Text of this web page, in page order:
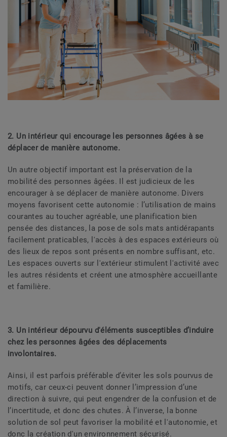
2. Un intérieur qui encourage les personnes âgées à se
déplacer de manière autonome.
Un autre objectif important est la préservation de la
mobilité des personnes âgées. Il est judicieux de les
encourager à se déplacer de manière autonome. Divers
moyens favorisent cette autonomie : l’utilisation de mains
courantes au toucher agréable, une planification bien
pensée des distances, la pose de sols mats antidérapants
facilement praticables, l'accès à des espaces extérieurs où
des lieux de repos sont présents en nombre suffisant, etc.
Les espaces ouverts sur l'extérieur stimulent l'activité avec
les autres résidents et créent une atmosphère accueillante
et familière.
3. Un intérieur dépourvu d'éléments susceptibles d’induire
chez les personnes âgées des déplacements
involontaires.
Ainsi, il est parfois préférable d’éviter les sols pourvus de
motifs, car ceux-ci peuvent donner l’impression d’une
direction à suivre, qui peut engendrer de la confusion et de
l’incertitude, et donc des chutes. À l’inverse, la bonne
solution de sol peut favoriser la mobilité et l'autonomie, et
donc la création d'un environnement sécurisé.